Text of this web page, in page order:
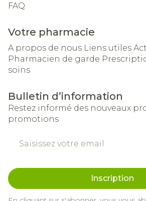
FAQ
Votre pharmacie
A propos de nous Liens utiles
Pharmacien de garde
soins
Bulletin d’information
Restez informé des nouveaux
promotions
Inscription